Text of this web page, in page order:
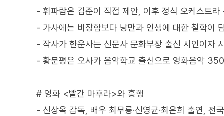
- 휘파람은 김준이 직접 제안, 이후 정식 오케스트라
- 가사에는 비장함보다 낭만과 인생에 대한 철학이
- 작사가 한운사는 신문사 문화부장 출신 시인이자
- 황문평은 오사카 음악학교 출신으로 영화음악
# 영화 <빨간 마후라>와 흥행
- 신상옥 감독, 배우 최무룡·신영균·최은희 출연,